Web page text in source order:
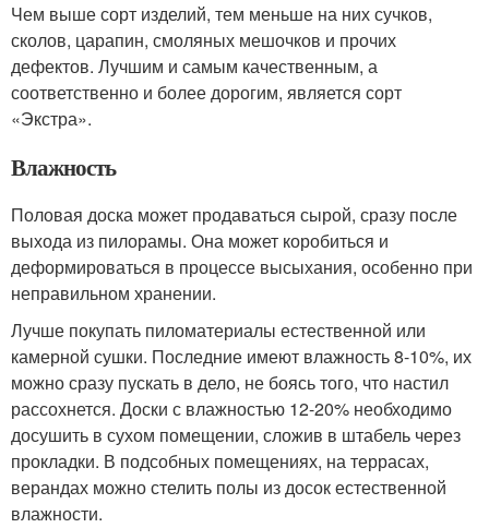
Чем выше сорт изделий, тем меньше на них сучков,
сколов, царапин, смоляных мешочков и прочих
дефектов. Лучшим и самым качественным, а
соответственно и более дорогим, является сорт
«Экстра».
Влажность
Половая доска может продаваться сырой, сразу после
выхода из пилорамы. Она может коробиться и
деформироваться в процессе высыхания, особенно при
неправильном хранении.
Лучше покупать пиломатериалы естественной или
камерной сушки. Последние имеют влажность 8-10%, их
можно сразу пускать в дело, не боясь того, что настил
рассохнется. Доски с влажностью 12-20% необходимо
досушить в сухом помещении, сложив в штабель через
прокладки. В подсобных помещениях, на террасах,
верандах можно стелить полы из досок естественной
влажности.